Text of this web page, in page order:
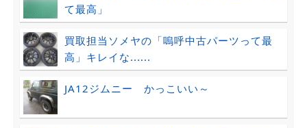
て最高」
買取担当ソメヤの「嗚呼中古パーツって最
高」キレイな......
JA12ジムニー かっこいい～